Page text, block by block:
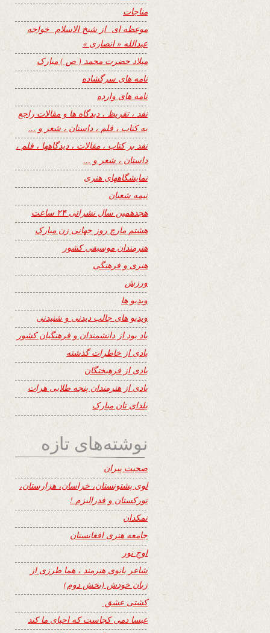
مناجات
موعظه ای از شیخ الاسلام خواجه
عبدالله « انصاری »
میلاد حضرت محمد ( ص ) مبارک
نامه های سرگشاده
نامه های وارده
نفد ، تقریظ ، دیدگاه ها و مقالات راجع
به کتاب ، فلم ، داستان ، شعر و …
نفد بر کتاب ، مقالات ، دیدگاهها ، فلم ،
داستان ، شعر و …
نمایشگاههای هنری
نیمه شعبان
هجدهمین سال نشراتی ۲۴ ساعت
هشتم مارچ روز جهانی زن مبارک
هنرمندان موسیقی کشور
هنری و فرهنگی
ورزش
ویدیو ها
ویدیو های جالب دیدنی و شنیدنی
یاد بود از دانشمندان و فرهنگیان کشور
یادی از خاطرات گذشته
یادی از فرهیختگان
یادی از هنرمندان پنجه طلایی هرات
یلدای تان مبارک
نوشته‌های تازه
صحبت پیران
لوی پشتونستان، خراسان، هزارستان،
تورکستان و فدرالیزم !
نمکدان
جامعه هنری افغانستان
اوجِ نور
شاعر بانوی هنرمند ، هما طرزی از
زبان خودش (بخش دوم)
کشتی عشق
عیسا دمی کجاست که احیای ما کند